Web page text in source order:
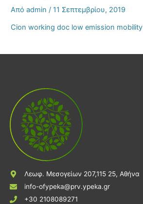
Απόadmin/11 Σεπτεμβρίου, 2019
Cion working doc low emission mobility
Λεωφ. Μεσογείων 207,115 25, Αθήνα
info-ofypeka@prv.ypeka.gr
+30 2108089271